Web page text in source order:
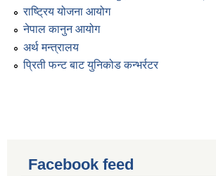
राष्ट्रिय योजना आयोग
नेपाल कानुन आयोग
अर्थ मन्त्रालय
प्रिती फन्ट बाट युनिकोड कन्भर्रटर
Facebook feed